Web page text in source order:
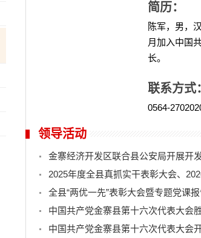
简历：
陈军，男，
月加入中国
长。
联系方式：
0564-
领导活动
金寨经济开发区联合县公安局开展开
全县“两优一先”表彰大会暨专题党课
中国共产党金寨县第十六次代表大会
中国共产党金寨县第十六次代表大会